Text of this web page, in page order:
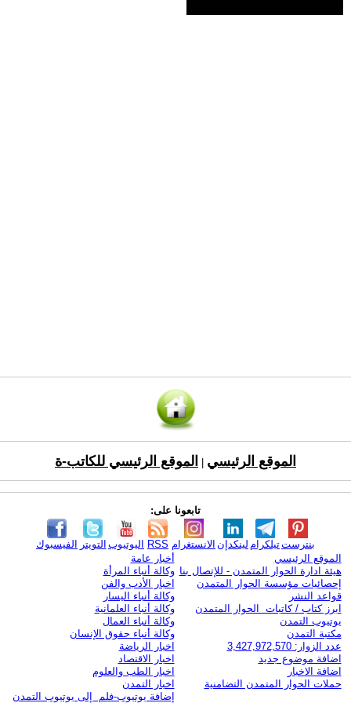
الموقع الرئيسي الموقع الرئيسي للكاتب-ة
تابعونا على:
الفيسبوك التويتر اليوتيوب RSS الانستغرام لينكدإن تيلكرامبنترست
الموقع الرئيسي
هيئة ادارة الحوار المتمدن - للإتصال بنا
إحصائيات مؤسسة الحوار المتمدن
قواعد النشر
ابرز كتاب / كاتبات الحوار المتمدن
يوتيوب التمدن
مكتبة التمدن
عدد الزوار: 3,427,972,570
اضافة موضوع جديد
اضافة الاخبار
حملات الحوار المتمدن التضامنية
أخبار عامة
وكالة أنباء المرأة
اخبار الأدب والفن
وكالة أنباء اليسار
وكالة أنباء العلمانية
وكالة أنباء العمال
وكالة أنباء حقوق الإنسان
اخبار الرياضة
اخبار الاقتصاد
اخبار الطب والعلوم
اخبار التمدن
إضافة يوتيوب-فلم إلى يوتيوب التمدن